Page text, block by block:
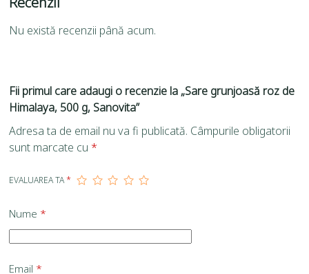
Nu există recenzii până acum.
Fii primul care adaugi o recenzie la „Sare grunjoasă roz de
Himalaya, 500 g, Sanovita”
Adresa ta de email nu va fi publicată. Câmpurile obligatorii
sunt marcate cu *
EVALUAREA TA*
Nume *
Email *